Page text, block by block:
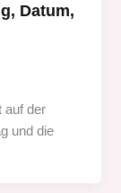
Datum,
auf der
und die